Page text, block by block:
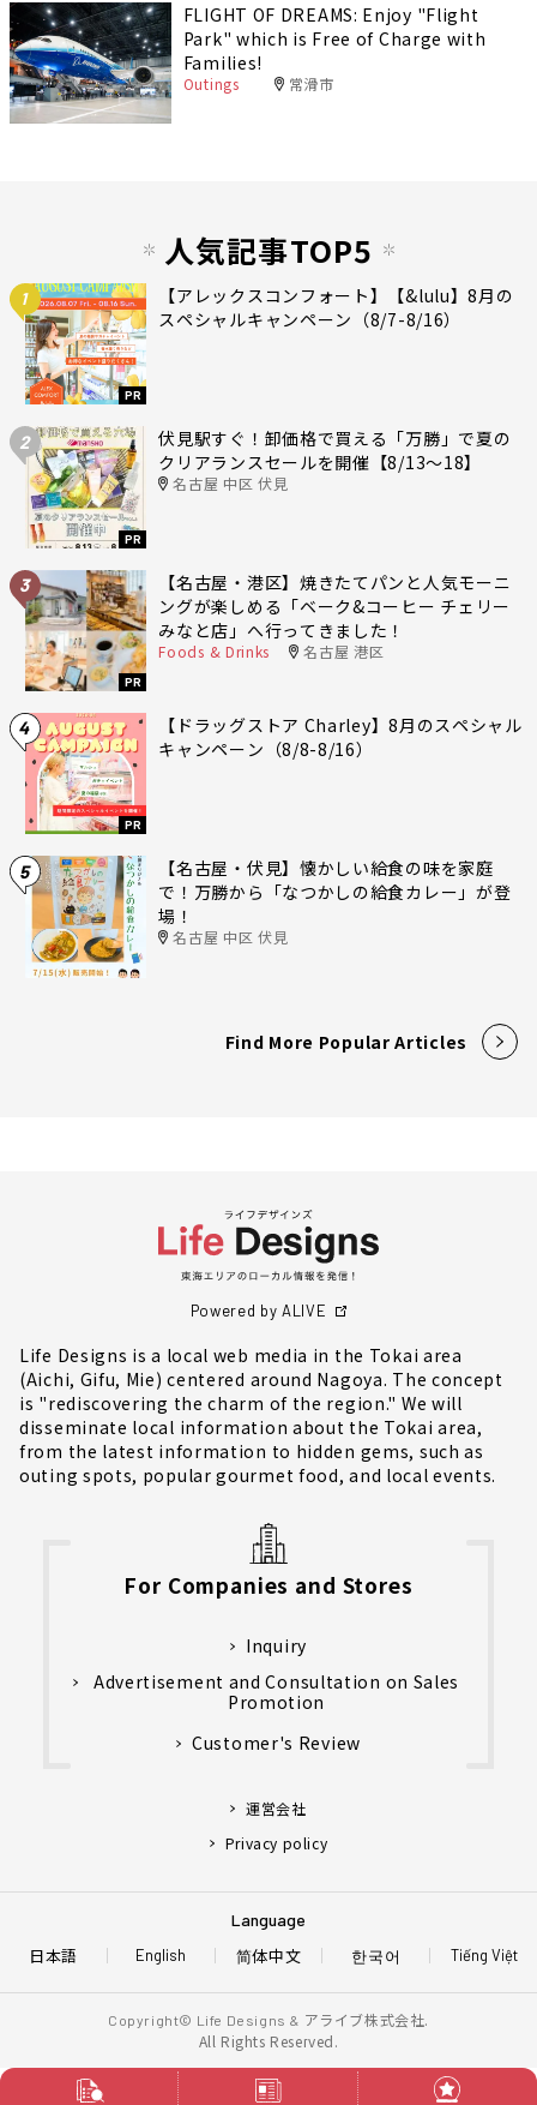
FLIGHT OF DREAMS: Enjoy "Flight
Park" which is Free of Charge with
Families!
Outings 常滑市
人気記事TOP5
1
PR
【アレックスコンフォート】【&lulu】8月の
スペシャルキャンペーン（8/7-8/16）
2
PR
伏見駅すぐ！卸価格で買える「万勝」で夏の
クリアランスセールを開催【8/13〜18】
名古屋 中区 伏見
3
PR
【名古屋・港区】焼きたてパンと人気モーニ
ングが楽しめる「ベーク&コーヒー チェリー
みなと店」へ行ってきました！
Foods & Drinks 名古屋 港区
4
PR
【ドラッグストア Charley】8月のスペシャル
キャンペーン（8/8-8/16）
5
【名古屋・伏見】懐かしい給食の味を家庭
で！万勝から「なつかしの給食カレー」が登
場！
名古屋 中区 伏見
Find More Popular Articles
Powered by ALIVE
Life Designs is a local web media in the Tokai area
(Aichi, Gifu, Mie) centered around Nagoya. The concept
is "rediscovering the charm of the region." We will
disseminate local information about the Tokai area,
from the latest information to hidden gems, such as
outing spots, popular gourmet food, and local events.
For Companies and Stores
Inquiry
Advertisement and Consultation on Sales
Promotion
Customer's Review
運営会社
Privacy policy
Language
日本語 English Tiếng Việt
简体中文 한국어
Copyright© Life Designs & アライブ株式会社.
All Rights Reserved.